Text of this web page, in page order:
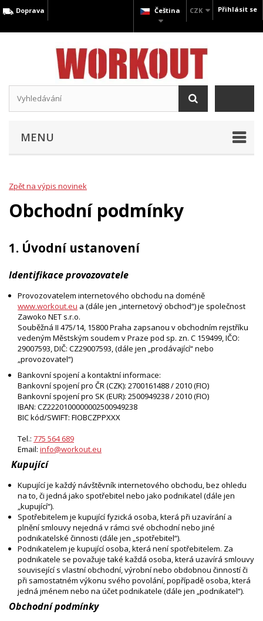
Přihlásit se
CZK
Čeština
Doprava
MENU
Zpět na výpis novinek
Obchodní podmínky
1. Úvodní ustanovení
Identifikace provozovatele
Provozovatelem internetového obchodu na doméně
www.workout.eu a (dále jen „internetový obchod“) je společnost
Zawoko NET s.r.o.
Souběžná II 475/14, 15800 Praha zapsanou v obchodním rejstříku
vedeným Městským soudem v Praze pod sp. zn. C 159499, IČO:
29007593, DIČ: CZ29007593, (dále jen „prodávající“ nebo
„provozovatel“)
Bankovní spojení a kontaktní informace:
Bankovní spojení pro ČR (CZK): 2700161488 / 2010 (FIO)
Bankovní spojení pro SK (EUR): 2500949238 / 2010 (FIO)
IBAN: CZ2220100000002500949238
BIC kód/SWIFT: FIOBCZPPXXX
Tel.: 775 564 689
Email: info@workout.eu
Kupující
Kupující je každý návštěvník internetového obchodu, bez ohledu
na to, či jedná jako spotřebitel nebo jako podnikatel (dále jen
„kupující“).
Spotřebitelem je kupující fyzická osoba, která při uzavírání a
plnění smlouvy nejedná v rámci své obchodní nebo jiné
podnikatelské činnosti (dále jen „spotřebitel“).
Podnikatelem je kupující osoba, která není spotřebitelem. Za
podnikatele se považuje také každá osoba, která uzavírá smlouvy
související s vlastní obchodní, výrobní nebo obdobnou činností či
při samostatném výkonu svého povolání, popřípadě osoba, která
jedná jménem nebo na účet podnikatele (dále jen „podnikatel“).
Obchodní podmínky